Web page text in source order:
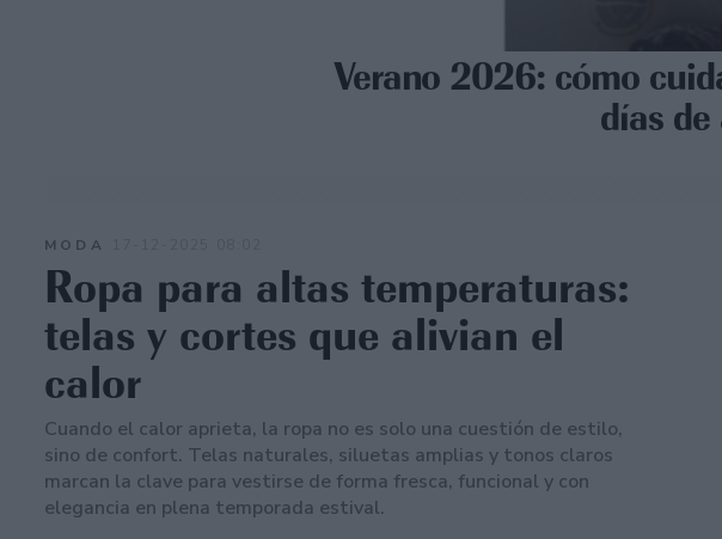
Verano 2026: cómo
días
MODA
Ropa para altas temperaturas:
telas y cortes que alivian el
calor
Cuando el calor aprieta, la ropa no es solo una cuestión de estilo,
sino de confort. Telas naturales, siluetas amplias y tonos claros
marcan la clave para vestirse de forma fresca, funcional y con
elegancia en plena temporada estival.